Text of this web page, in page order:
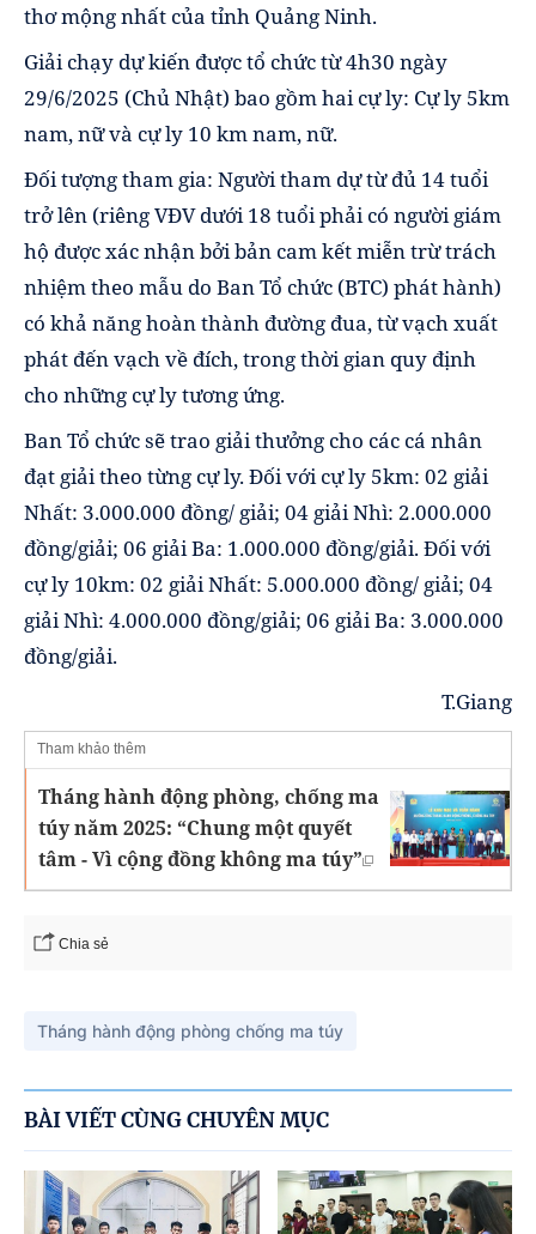
thơ mộng nhất của tỉnh Quảng Ninh.
Giải chạy dự kiến được tổ chức từ 4h30 ngày
29/6/2025 (Chủ Nhật) bao gồm hai cự ly: Cự ly 5km
nam, nữ và cự ly 10 km nam, nữ.
Đối tượng tham gia: Người tham dự từ đủ 14 tuổi
trở lên (riêng VĐV dưới 18 tuổi phải có người giám
hộ được xác nhận bởi bản cam kết miễn trừ trách
nhiệm theo mẫu do Ban Tổ chức (BTC) phát hành)
có khả năng hoàn thành đường đua, từ vạch xuất
phát đến vạch về đích, trong thời gian quy định
cho những cự ly tương ứng.
Ban Tổ chức sẽ trao giải thưởng cho các cá nhân
đạt giải theo từng cự ly. Đối với cự ly 5km: 02 giải
Nhất: 3.000.000 đồng/ giải; 04 giải Nhì: 2.000.000
đồng/giải; 06 giải Ba: 1.000.000 đồng/giải. Đối với
cự ly 10km: 02 giải Nhất: 5.000.000 đồng/ giải; 04
giải Nhì: 4.000.000 đồng/giải; 06 giải Ba: 3.000.000
đồng/giải.
T.Giang
Tham khảo thêm
Tháng hành động phòng, chống ma
túy năm 2025: “Chung một quyết
tâm - Vì cộng đồng không ma túy”
Chia sẻ
Tháng hành động phòng chống ma túy
BÀI VIẾT CÙNG CHUYÊN MỤC